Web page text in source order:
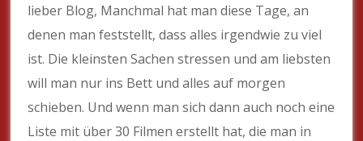
lieber Blog, Manchmal hat man diese Tage, an
denen man feststellt, dass alles irgendwie zu viel
ist. Die kleinsten Sachen stressen und am liebsten
will man nur ins Bett und alles auf morgen
schieben. Und wenn man sich dann auch noch eine
Liste mit über 30 Filmen erstellt hat, die man in